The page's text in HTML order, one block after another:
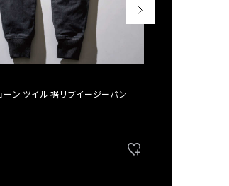
ーン ツイル 裾リブイージーパン